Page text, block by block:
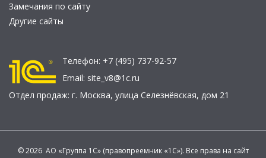
Замечания по сайту
Другие сайты
Телефон: +7 (495) 737-92-57
Email: site_v8@1c.ru
Отдел продаж: г. Москва, улица Селезнёвская, дом 21
© 2026 АО «Группа 1С» (правопреемник «1С»). Все права на сайт